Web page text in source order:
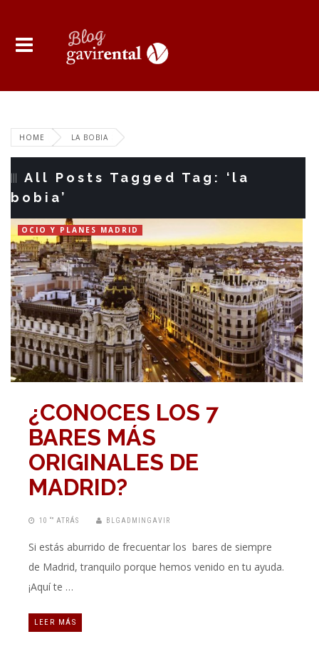
HOME LA BOBIA
All Posts Tagged Tag: ‘la
bobia’
OCIO Y PLANES MADRID
¿CONOCES LOS 7
BARES MÁS
ORIGINALES DE
MADRID?
10 “” ATRÁS BLGADMINGAVIR
Si estás aburrido de frecuentar los bares de siempre
de Madrid, tranquilo porque hemos venido en tu ayuda.
¡Aquí te …
LEER MÁS